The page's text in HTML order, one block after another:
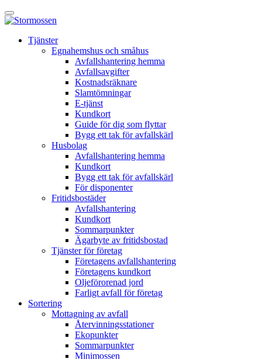
Skip
toÖppna
huvudmeny
tjänst
Tjänster
Egnahemshus och småhus
Avfallshantering hemma
Avfallsavgifter
Kostnadsräknare
Slamtömningar
E-tjänst
Kundkort
Guide för dig som flyttar
Bygg ett tak för avfallskärl
Husbolag
Avfallshantering hemma
Kundkort
Bygg ett tak för avfallskärl
För disponenter
Fritidsbostäder
Avfallshantering
Kundkort
Sommarpunkter
Ägarbyte av fritidsbostad
Tjänster för företag
Företagens avfallshantering
Företagens kundkort
Oljeförorenad jord
Farligt avfall för företag
Sortering
Mottagning av avfall
Återvinningsstationer
Ekopunkter
Sommarpunkter
Minimossen